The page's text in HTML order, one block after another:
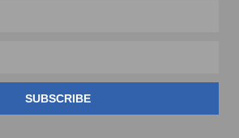
SUBSCRIBE